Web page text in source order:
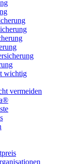
wichtig
vermeiden